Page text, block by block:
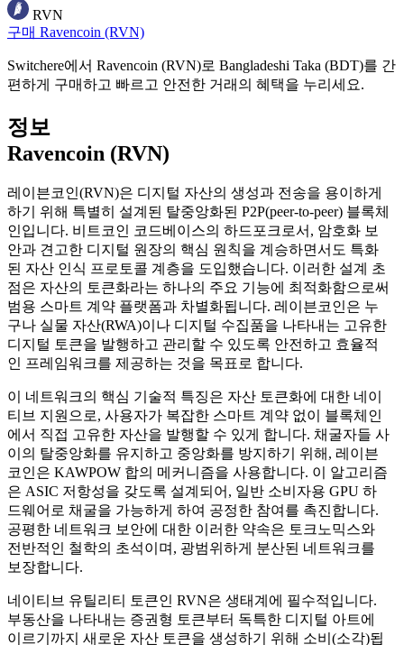
RVN
구매 Ravencoin (RVN)
Switchere에서 Ravencoin (RVN)로 Bangladeshi Taka (BDT)를 간
편하게 구매하고 빠르고 안전한 거래의 혜택을 누리세요.
정보
Ravencoin (RVN)
레이븐코인(RVN)은 디지털 자산의 생성과 전송을 용이하게
하기 위해 특별히 설계된 탈중앙화된 P2P(peer-to-peer) 블록체
인입니다. 비트코인 코드베이스의 하드포크로서, 암호화 보
안과 견고한 디지털 원장의 핵심 원칙을 계승하면서도 특화
된 자산 인식 프로토콜 계층을 도입했습니다. 이러한 설계 초
점은 자산의 토큰화라는 하나의 주요 기능에 최적화함으로써
범용 스마트 계약 플랫폼과 차별화됩니다. 레이븐코인은 누
구나 실물 자산(RWA)이나 디지털 수집품을 나타내는 고유한
디지털 토큰을 발행하고 관리할 수 있도록 안전하고 효율적
인 프레임워크를 제공하는 것을 목표로 합니다.
이 네트워크의 핵심 기술적 특징은 자산 토큰화에 대한 네이
티브 지원으로, 사용자가 복잡한 스마트 계약 없이 블록체인
에서 직접 고유한 자산을 발행할 수 있게 합니다. 채굴자들 사
이의 탈중앙화를 유지하고 중앙화를 방지하기 위해, 레이븐
코인은 KAWPOW 합의 메커니즘을 사용합니다. 이 알고리즘
은 ASIC 저항성을 갖도록 설계되어, 일반 소비자용 GPU 하
드웨어로 채굴을 가능하게 하여 공정한 참여를 촉진합니다.
공평한 네트워크 보안에 대한 이러한 약속은 토크노믹스와
전반적인 철학의 초석이며, 광범위하게 분산된 네트워크를
보장합니다.
네이티브 유틸리티 토큰인 RVN은 생태계에 필수적입니다.
부동산을 나타내는 증권형 토큰부터 독특한 디지털 아트에
이르기까지 새로운 자산 토큰을 생성하기 위해 소비(소각)됩